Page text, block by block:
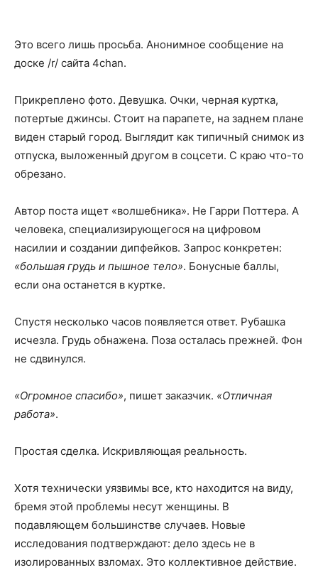
Это всего лишь просьба. Анонимное сообщение на
доске /r/ сайта 4chan.
Прикреплено фото. Девушка. Очки, черная куртка,
потертые джинсы. Стоит на парапете, на заднем плане
виден старый город. Выглядит как типичный снимок из
отпуска, выложенный другом в соцсети. С краю что-то
обрезано.
Автор поста ищет «волшебника». Не Гарри Поттера. А
человека, специализирующегося на цифровом
насилии и создании дипфейков. Запрос конкретен:
«большая грудь и пышное тело». Бонусные баллы,
если она останется в куртке.
Спустя несколько часов появляется ответ. Рубашка
исчезла. Грудь обнажена. Поза осталась прежней. Фон
не сдвинулся.
«Огромное спасибо», пишет заказчик. «Отличная
работа».
Простая сделка. Искривляющая реальность.
Хотя технически уязвимы все, кто находится на виду,
бремя этой проблемы несут женщины. В
подавляющем большинстве случаев. Новые
исследования подтверждают: дело здесь не в
изолированных взломах. Это коллективное действие.